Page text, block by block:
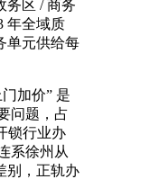
务区 / 商务
年全域质
单元供给每
加价” 是
问题，占
锁行业办
系徐州从
别，正轨办